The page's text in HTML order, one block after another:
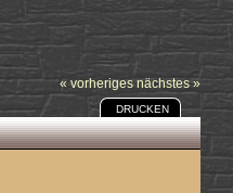
« vorheriges nächstes »
DRUCKEN